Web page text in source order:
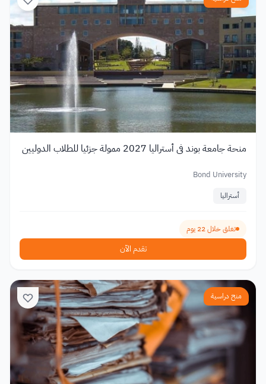
منحة جامعة بوند في أستراليا 2027 ممولة جزئيا للطلاب الدوليين
Bond University
أستراليا
تغلق خلال 22 يوم
تقدم الآن
منح دراسية